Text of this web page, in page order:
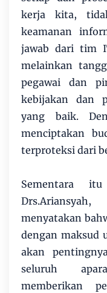
kerja kita,
keamanan
jawab dari tim
melainkan
pegawai dan
kebijakan dan
yang baik.
menciptakan
terproteksi dari
Sementara
menyatakan
dengan maksud
akan
seluruh
memberikan